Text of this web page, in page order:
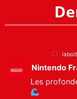
Nintendo
Les